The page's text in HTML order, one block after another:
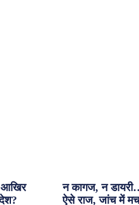
आखिर
न कागज, न
ऐसे राज, जांच में